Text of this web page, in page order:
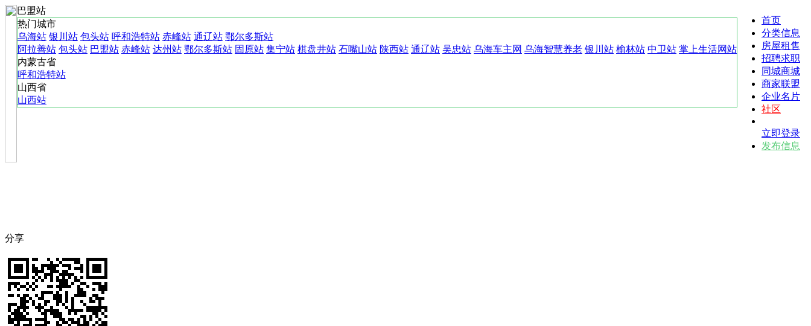
巴盟站
热门城市
乌海站 银川站 包头站 呼和浩特站 赤峰站 通辽站 鄂尔多斯站
阿拉善站 包头站 巴盟站 赤峰站 达州站 鄂尔多斯站 固原站 集宁站 棋盘井站 石嘴山站 陕西站 通辽站 吴忠站 乌海车主网 乌海智慧养老 银川站 榆林站 中卫站 掌上生活网站
内蒙古省
呼和浩特站
山西省
山西站
首页
分类信息
房屋租售
招聘求职
同城商城
商家联盟
企业名片
社区
立即登录
发布信息
分享